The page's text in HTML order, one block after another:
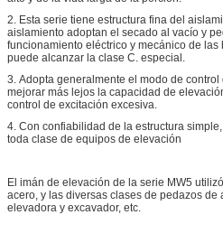
2. Esta serie tiene estructura fina del
aislamiento adoptan el secado al vacío y
funcionamiento eléctrico y mecánico de
puede alcanzar la clase C. especial.
3. Adopta generalmente el modo de
mejorar más lejos la capacidad de
control de excitación excesiva.
4. Con confiabilidad de la estructura
toda clase de equipos de elevación
El imán de elevación de la serie MW5
acero, y las diversas clases de pedazos de
elevadora y excavador, etc.